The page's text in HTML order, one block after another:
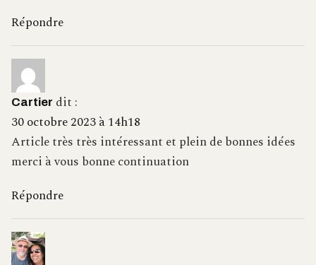
Répondre
Cartier dit :
30 octobre 2023 à 14h18
Article très très intéressant et plein de bonnes idées
merci à vous bonne continuation
Répondre